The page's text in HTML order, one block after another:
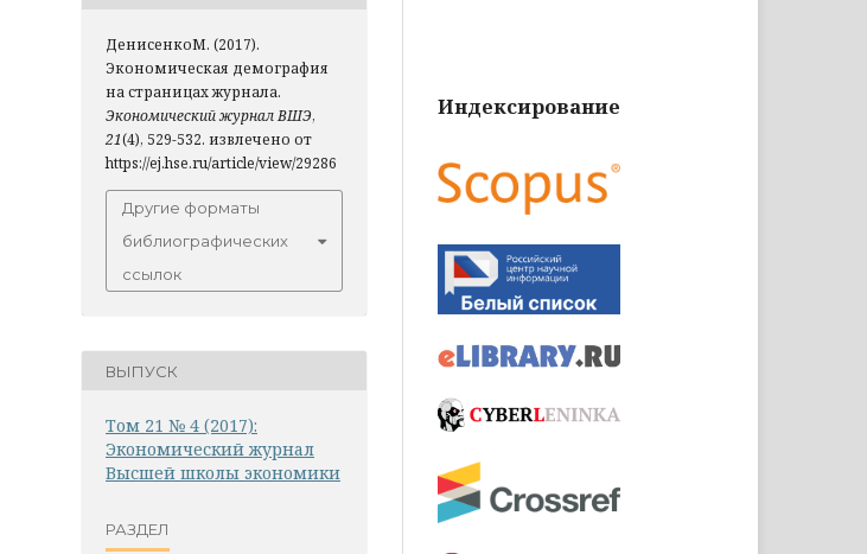
ДенисенкоМ. (2017).
Экономическая демография
на страницах журнала.
Экономический журнал ВШЭ,
21(4), 529-532. извлечено от
https://ej.hse.ru/article/view/29286
Другие форматы
библиографических
ссылок
ВЫПУСК
Том 21 № 4 (2017):
Экономический журнал
Высшей школы экономики
РАЗДЕЛ
Индексирование